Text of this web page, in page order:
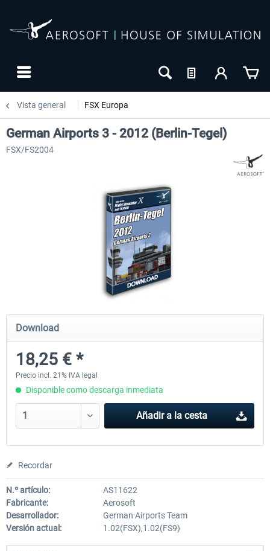
Vista general FSX Europa
Mega Airport Frankfurt V2.0
30,45 € *
Mega Airport Berlin
German Airports 3 - 2012 (Berlin-Tegel)
FSX/FS2004
Download
18,25 € *
Precio incl. 21% IVA legal
Disponible como descarga inmediata
Añadir a la cesta
Recordar
N.º artículo:
AS11622
Fabricante:
Aerosoft
Desarrollador:
German Airports Team
Versión actual:
1.02(FSX),1.02(FS9)